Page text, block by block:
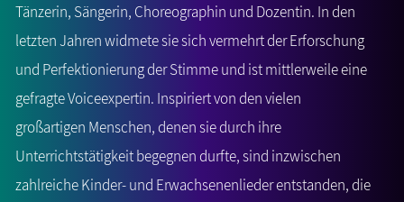
Tänzerin, Sängerin, Choreographin und Dozentin. In den
letzten Jahren widmete sie sich vermehrt der Erforschung
und Perfektionierung der Stimme und ist mittlerweile eine
gefragte Voiceexpertin. Inspiriert von den vielen
großartigen Menschen, denen sie durch ihre
Unterrichtstätigkeit begegnen durfte, sind inzwischen
zahlreiche Kinder- und Erwachsenenlieder entstanden, die